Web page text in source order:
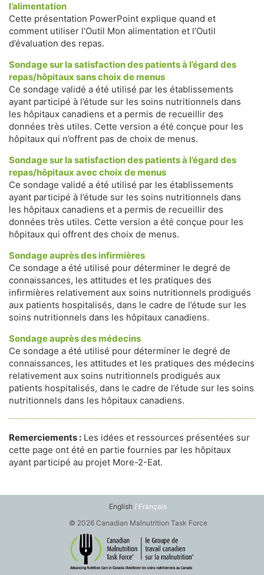
l’alimentation
Cette présentation PowerPoint explique quand et
comment utiliser l’Outil Mon alimentation et l’Outil
d’évaluation des repas.
Sondage sur la satisfaction des patients à l’égard des
repas/hôpitaux sans choix de menus
Ce sondage validé a été utilisé par les établissements
ayant participé à l’étude sur les soins nutritionnels dans
les hôpitaux canadiens et a permis de recueillir des
données très utiles. Cette version a été conçue pour les
hôpitaux qui n’offrent pas de choix de menus.
Sondage sur la satisfaction des patients à l’égard des
repas/hôpitaux avec choix de menus
Ce sondage validé a été utilisé par les établissements
ayant participé à l’étude sur les soins nutritionnels dans
les hôpitaux canadiens et a permis de recueillir des
données très utiles. Cette version a été conçue pour les
hôpitaux qui offrent des choix de menus.
Sondage auprès des infirmières
Ce sondage a été utilisé pour déterminer le degré de
connaissances, les attitudes et les pratiques des
infirmières relativement aux soins nutritionnels prodigués
aux patients hospitalisés, dans le cadre de l’étude sur les
soins nutritionnels dans les hôpitaux canadiens.
Sondage auprès des médecins
Ce sondage a été utilisé pour déterminer le degré de
connaissances, les attitudes et les pratiques des médecins
relativement aux soins nutritionnels prodigués aux
patients hospitalisés, dans le cadre de l’étude sur les soins
nutritionnels dans les hôpitaux canadiens.
Remerciements : Les idées et ressources présentées sur
cette page ont été en partie fournies par les hôpitaux
ayant participé au projet More-2-Eat.
English / Français
© 2026 Canadian Malnutrition Task Force